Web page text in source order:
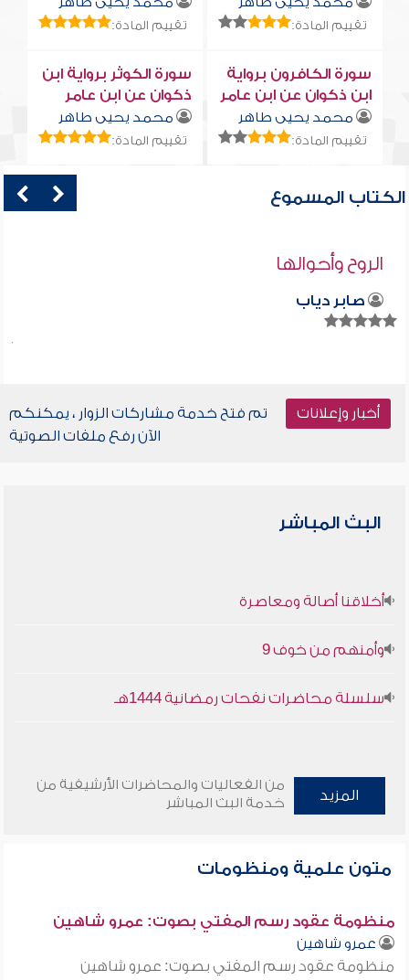
تقييم المادة: تقييم المادة:
سورة الكافرون برواية
ابن ذكوان عن ابن عامر
محمد يحيى طاهر
تقييم المادة:
سورة الكوثر برواية ابن
ذكوان عن ابن عامر
محمد يحيى طاهر
تقييم المادة:
الكتاب المسموع
الروح وأحوالها
صابر دياب
أخبار وإعلانات
تم فتح خدمة مشاركات الزوار ، يمكنكم
الآن رفع ملفات الصوتية
البث المباشر
أخلاقنا أصالة ومعاصرة
وأمنهم من خوف 9
سلسلة محاضرات نفحات رمضانية 1444هـ
المزيد
من الفعاليات والمحاضرات الأرشيفية من
خدمة البث المباشر
متون علمية ومنظومات
منظومة عقود رسم المفتي بصوت: عمرو شاهين
عمرو شاهين
منظومة عقود رسم المفتي بصوت: عمرو شاهين